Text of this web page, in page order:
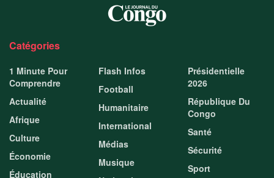
Catégories
1 Minute Pour
Comprendre
Actualité
Afrique
Culture
Économie
Éducation
Flash Infos
Football
Humanitaire
International
Médias
Musique
Présidentielle
2026
République Du
Congo
Santé
Sécurité
Sport